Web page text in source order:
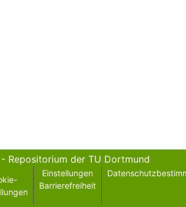
Repositorium der TU Dortmund
Einstellungen
Barrierefreiheit